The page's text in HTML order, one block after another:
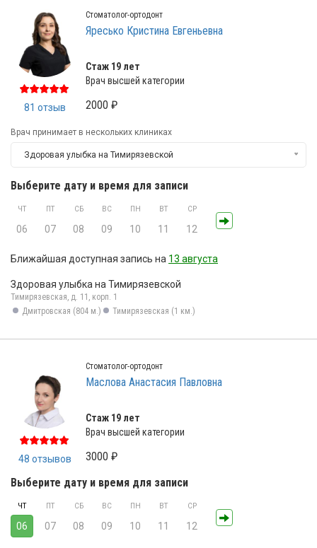
81 отзыв
Стоматолог-ортодонт
Яресько Кристина Евгеньевна
Стаж 19 лет
Врач высшей категории
2000 ₽
Врач принимает в нескольких клиниках
Здоровая улыбка на Тимирязевской
Выберите дату и время для записи
ЧТ
06
ПТ
07
СБ
08
ВС
09
ПН
10
ВТ
11
СР
12
Ближайшая доступная запись на 13 августа
Здоровая улыбка на Тимирязевской
Тимирязевская, д. 11, корп. 1
Дмитровская (804 м.)
Тимирязевская (1 км.)
48 отзывов
Стоматолог-ортодонт
Маслова Анастасия Павловна
Стаж 19 лет
Врач высшей категории
3000 ₽
Выберите дату и время для записи
ЧТ
06
ПТ
07
СБ
08
ВС
09
ПН
10
ВТ
11
СР
12